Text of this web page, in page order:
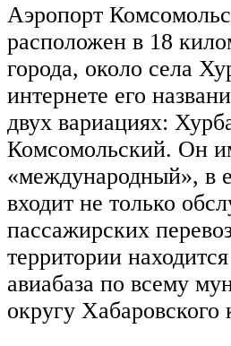
Аэропорт
расположен в 18
города, около села
интернете его
двух вариациях:
Комсомольский. Он
«международный», в
входит не только
пассажирских
территории
авиабаза по всему
округу Хабаровского